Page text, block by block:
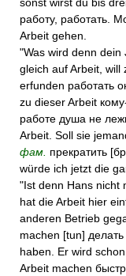
работу, работать.
Arbeit gehen.
"Was wird denn
gleich auf Arbeit, will
erfunden работать
zu dieser Arbeit
работе душа не
Arbeit. Soll sie
фам. прекратить
würde ich jetzt die
"Ist denn Hans nicht
hat die Arbeit hier
anderen Betrieb
machen [tun]
haben. Er wird
Arbeit machen